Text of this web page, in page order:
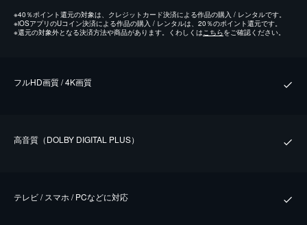
※40％ポイント還元の対象は、クレジットカード決済による作品の購入 / レンタルです。
※iOSアプリのUコイン決済による作品の購入 / レンタルは、20％のポイント還元です。
※還元の対象外となる決済方法や商品があります。くわしくは こちらをご確認ください。
フルHD画質 / 4K画質
⾼⾳質（DOLBY DIGITAL PLUS）
テレビ / スマホ / PCなどに対応